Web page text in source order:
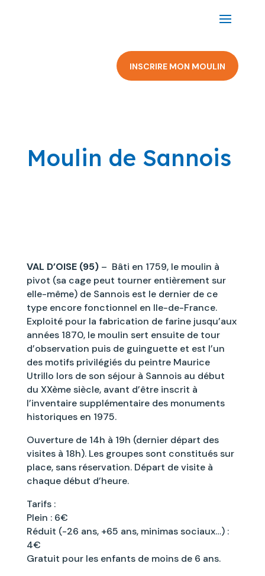
INSCRIRE MON MOULIN
Moulin de Sannois
VAL D’OISE (95)– Bâti en 1759, le moulin à
pivot (sa cage peut tourner entièrement sur
elle-même) de Sannois est le dernier de ce
type encore fonctionnel en Ile-de-France.
Exploité pour la fabrication de farine jusqu’aux
années 1870, le moulin sert ensuite de tour
d’observation puis de guinguette et est l’un
des motifs privilégiés du peintre Maurice
Utrillo lors de son séjour à Sannois au début
du XXème siècle, avant d’être inscrit à
l’inventaire supplémentaire des monuments
historiques en 1975.
Ouverture de 14h à 19h (dernier départ des
visites à 18h). Les groupes sont constitués sur
place, sans réservation. Départ de visite à
chaque début d’heure.
Tarifs :
Plein : 6€
Réduit (-26 ans, +65 ans, minimas sociaux…) :
4€
Gratuit pour les enfants de moins de 6 ans.